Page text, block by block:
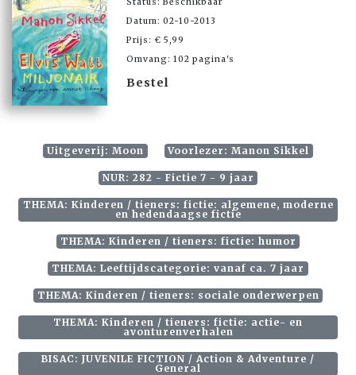
Status: Beschikbaar
Datum: 02-10-2013
Prijs: € 5,99
Omvang: 102 pagina's
Bestel
Uitgeverij: Moon Voorlezer: Manon Sikkel
NUR: 282 - Fictie 7 - 9 jaar
THEMA: Kinderen / tieners: fictie: algemene, moderne
en hedendaagse fictie
THEMA: Kinderen / tieners: fictie: humor
THEMA: Leeftijdscategorie: vanaf ca. 7 jaar
THEMA: Kinderen / tieners: sociale onderwerpen
THEMA: Kinderen / tieners: fictie: actie- en
avonturenverhalen
BISAC: JUVENILE FICTION / Action & Adventure /
General